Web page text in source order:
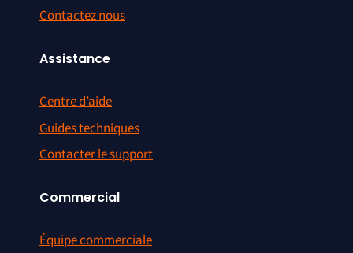
Contactez nous
Assistance
Centre d’aide
Guides techniques
Contacter le support
Commercial
Équipe commerciale